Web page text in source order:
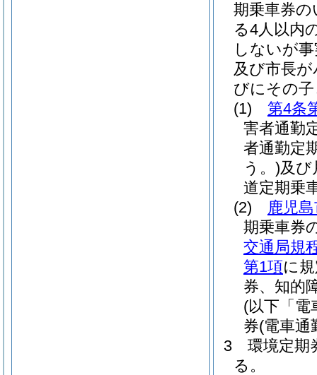
期乗車券
る4人以内
しないが
及び市長
びにその
(1)
第4条
害者通勤
者通勤定
う。)及び
道定期乗
(2)
鹿児
期乗車券
交通局規
第1項に
券、知的
(以下「電
券(電車通
3
環境定期
る。